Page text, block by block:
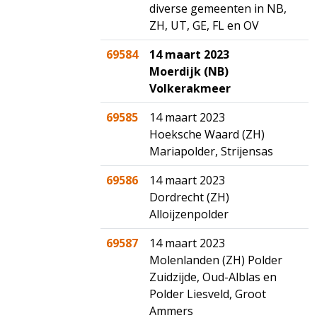
diverse gemeenten in NB,
ZH, UT, GE, FL en OV
69584
14 maart 2023
Moerdijk (NB)
Volkerakmeer
69585
14 maart 2023
Hoeksche Waard (ZH)
Mariapolder, Strijensas
69586
14 maart 2023
Dordrecht (ZH)
Alloijzenpolder
69587
14 maart 2023
Molenlanden (ZH) Polder
Zuidzijde, Oud-Alblas en
Polder Liesveld, Groot
Ammers